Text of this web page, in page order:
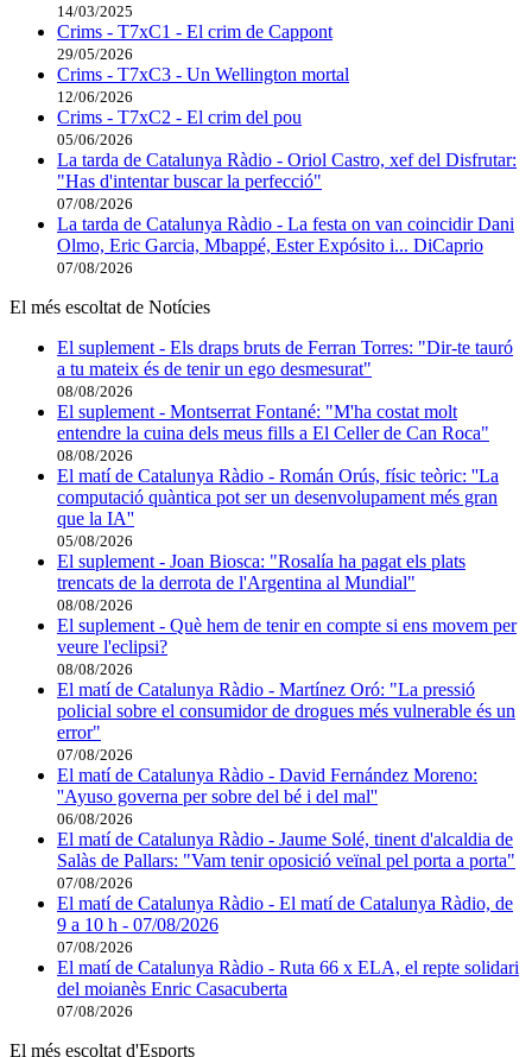
14/03/2025
Crims - T7xC1 - El crim de Cappont
29/05/2026
Crims - T7xC3 - Un Wellington mortal
12/06/2026
Crims - T7xC2 - El crim del pou
05/06/2026
La tarda de Catalunya Ràdio - Oriol Castro, xef del Disfrutar:
"Has d'intentar buscar la perfecció"
07/08/2026
La tarda de Catalunya Ràdio - La festa on van coincidir Dani
Olmo, Eric Garcia, Mbappé, Ester Expósito i... DiCaprio
07/08/2026
El més escoltat de Notícies
El suplement - Els draps bruts de Ferran Torres: "Dir-te tauró
a tu mateix és de tenir un ego desmesurat"
08/08/2026
El suplement - Montserrat Fontané: "M'ha costat molt
entendre la cuina dels meus fills a El Celler de Can Roca"
08/08/2026
El matí de Catalunya Ràdio - Román Orús, físic teòric: ''La
computació quàntica pot ser un desenvolupament més gran
que la IA''
05/08/2026
El suplement - Joan Biosca: "Rosalía ha pagat els plats
trencats de la derrota de l'Argentina al Mundial"
08/08/2026
El suplement - Què hem de tenir en compte si ens movem per
veure l'eclipsi?
08/08/2026
El matí de Catalunya Ràdio - Martínez Oró: "La pressió
policial sobre el consumidor de drogues més vulnerable és un
error"
07/08/2026
El matí de Catalunya Ràdio - David Fernández Moreno:
''Ayuso governa per sobre del bé i del mal''
06/08/2026
El matí de Catalunya Ràdio - Jaume Solé, tinent d'alcaldia de
Salàs de Pallars: "Vam tenir oposició veïnal pel porta a porta"
07/08/2026
El matí de Catalunya Ràdio - El matí de Catalunya Ràdio, de
9 a 10 h - 07/08/2026
07/08/2026
El matí de Catalunya Ràdio - Ruta 66 x ELA, el repte solidari
del moianès Enric Casacuberta
07/08/2026
El més escoltat d'Esports